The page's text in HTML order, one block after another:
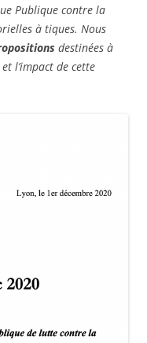
Publique contre la
à tiques. Nous
destinées à
l’impact de cette